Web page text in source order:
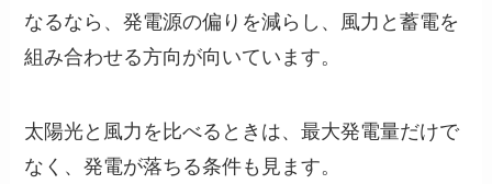
なるなら、発電源の偏りを減らし、風力と蓄電を
組み合わせる方向が向いています。
太陽光と風力を比べるときは、最大発電量だけで
なく、発電が落ちる条件も見ます。